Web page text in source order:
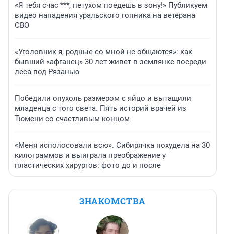
«Я тебя счас ***, петухом поедешь в зону!» Публикуем
видео нападения уральского гопника на ветерана
СВО
«Уголовник я, родные со мной не общаются»: как
бывший «афганец» 30 лет живет в землянке посреди
леса под Рязанью
Победили опухоль размером с яйцо и вытащили
младенца с того света. Пять историй врачей из
Тюмени со счастливым концом
«Меня исполосовали всю». Сибирячка похудела на 30
килограммов и выиграла преображение у
пластических хирургов: фото до и после
ЗНАКОМСТВА